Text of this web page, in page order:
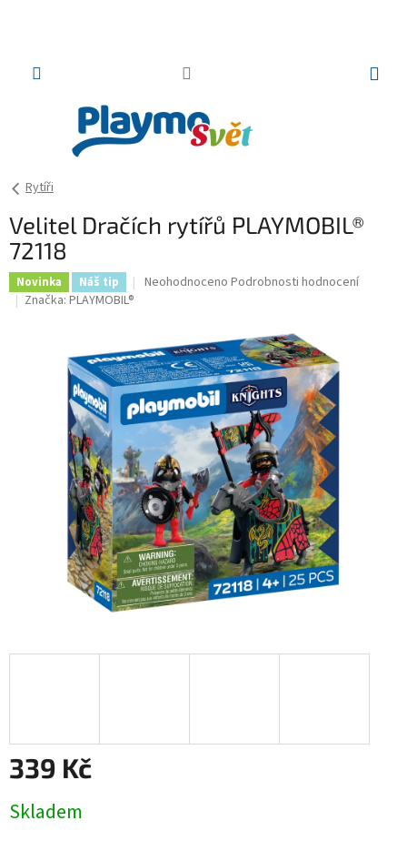
Rytíři
Velitel Dračích rytířů PLAYMOBIL®
72118
Novinka Náš tip
Průměrné
0,0
z
5
hvězdiček.
Neohodnoceno Podrobnosti hodnocení
Značka: PLAYMOBIL®
339 Kč
cena:
Skladem